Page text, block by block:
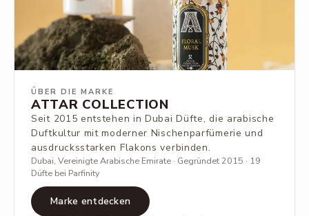
ÜBER DIE MARKE
ATTAR COLLECTION
Seit 2015 entstehen in Dubai Düfte, die arabische
Duftkultur mit moderner Nischenparfümerie und
ausdrucksstarken Flakons verbinden.
Dubai, Vereinigte Arabische Emirate · Gegründet 2015 · 19
Düfte bei Parfinity
Marke entdecken